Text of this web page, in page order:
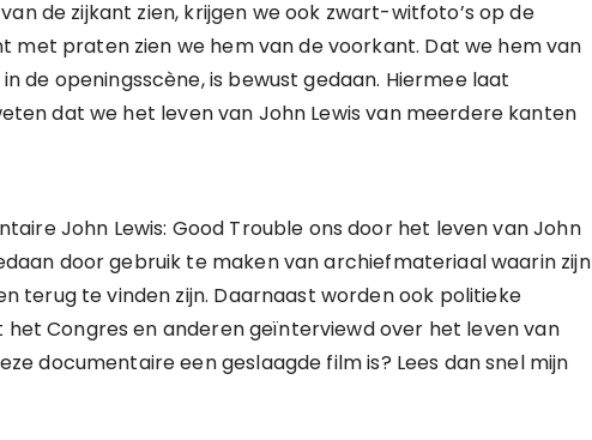
de zijkant zien, krijgen we ook zwart-witfoto’s op de
met praten zien we hem van de voorkant. Dat we hem van
de openingsscène, is bewust gedaan. Hiermee laat
dat we het leven van John Lewis van meerdere kanten
John Lewis: Good Trouble ons door het leven van John
door gebruik te maken van archiefmateriaal waarin zijn
terug te vinden zijn. Daarnaast worden ook politieke
het Congres en anderen geïnterviewd over het leven van
documentaire een geslaagde film is? Lees dan snel mijn